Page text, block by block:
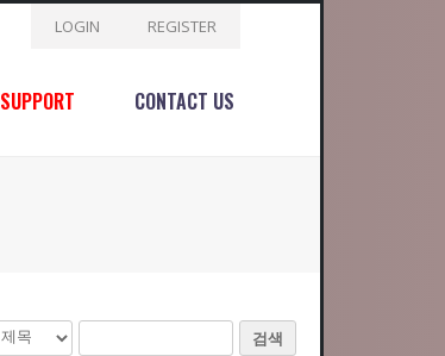
LOGIN REGISTER
SUPPORT CONTACT US
검색